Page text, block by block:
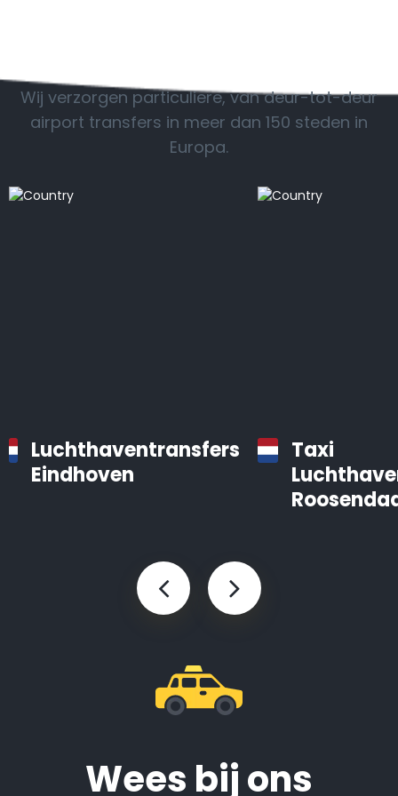
Wij verzorgen particuliere, van deur-tot-deur
airport transfers in meer dan 150 steden in
Europa.
Luchthaventransfers
Eindhoven
Taxi
Wees bij ons